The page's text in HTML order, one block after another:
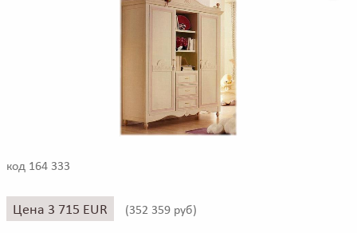
код 164 333
Цена 3 715 EUR (352 359 руб)